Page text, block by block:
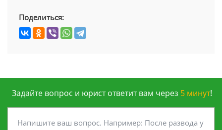
Поделиться:
Задайте вопрос и юрист ответит вам через 5 минут!